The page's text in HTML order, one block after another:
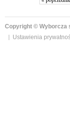
Copyright © Wyborcza
Ustawienia